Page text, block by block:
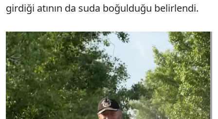
girdiği atının da suda boğulduğu belirlendi.